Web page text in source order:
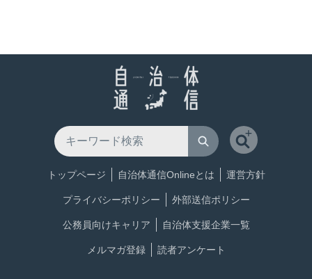
トップページ 自治体通信Onlineとは 運営方針
プライバシーポリシー 外部送信ポリシー
公務員向けキャリア 自治体支援企業一覧
メルマガ登録 読者アンケート